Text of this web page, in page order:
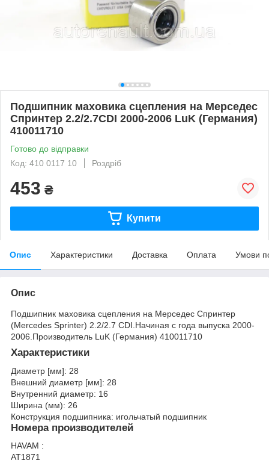
Подшипник маховика сцепления на Мерседес
Спринтер 2.2/2.7CDI 2000-2006 LuK (Германия)
410011710
Готово до відправки
Код: 410 0117 10
Роздріб
453 ₴
Купити
Опис Характеристики Доставка Оплата Умови
Опис
Подшипник маховика сцепления на Мерседес Спринтер
(Mercedes Sprinter) 2.2/2.7 CDI.Начиная с года выпуска 2000-
2006.Производитель LuK (Германия) 410011710
Характеристики
Диаметр [мм]: 28
Внешний диаметр [мм]: 28
Внутренний диаметр: 16
Ширина (мм): 26
Конструкция подшипника: игольчатый подшипник
Номера производителей
HAVAM :
AT1871